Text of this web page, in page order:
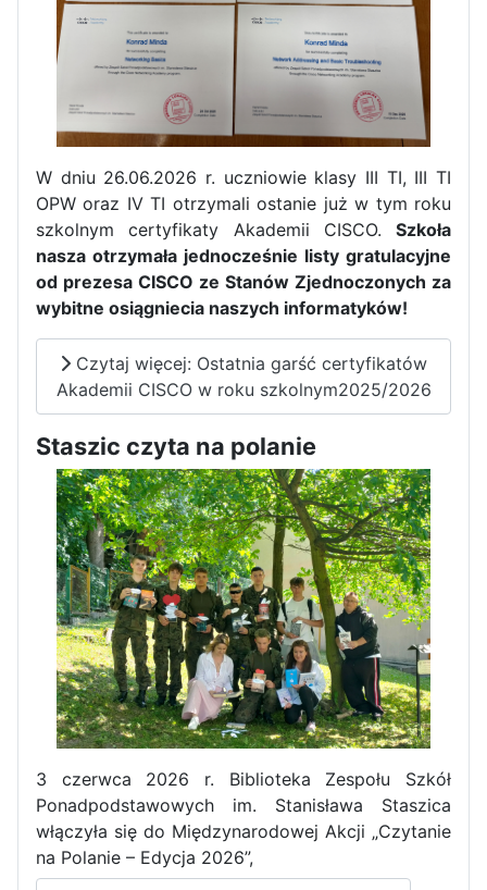
Pierwszy tydzień praktyk
zawodowych naszych uczniów
w Portugalii za nami!
W dniu 26.06.2026 r. uczniowie klasy III TI, III TI
OPW oraz IV TI otrzymali ostanie już w tym roku
szkolnym certyfikaty Akademii CISCO. Szkoła
nasza otrzymała jednocześnie listy gratulacyjne
od prezesa CISCO ze Stanów Zjednoczonych za
wybitne osiągniecia naszych informatyków!
Czytaj więcej: Ostatnia garść certyfikatów
Akademii CISCO w roku szkolnym2025/2026
Staszic czyta na polanie
3 czerwca 2026 r. Biblioteka Zespołu Szkół
Ponadpodstawowych im. Stanisława Staszica
włączyła się do Międzynarodowej Akcji „Czytanie
na Polanie – Edycja 2026”,